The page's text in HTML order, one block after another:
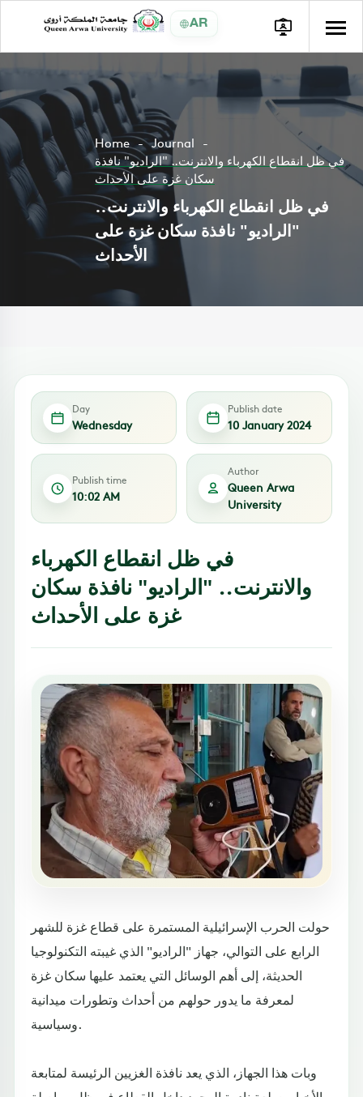
AR
Home
Journal
في ظل انقطاع الكهرباء والانترنت.. "الراديو" نافذة
سكان غزة على الأحداث
في ظل انقطاع الكهرباء والانترنت..
"الراديو" نافذة سكان غزة على
الأحداث
Day
Wednesday
Publish date
10 January 2024
Publish time
10:02 AM
Author
Queen Arwa
University
في ظل انقطاع الكهرباء
والانترنت.. "الراديو" نافذة سكان
غزة على الأحداث
حولت الحرب الإسرائيلية المستمرة على قطاع غزة للشهر
الرابع على التوالي، جهاز "الراديو" الذي غيبته التكنولوجيا
الحديثة، إلى أهم الوسائل التي يعتمد عليها سكان غزة
لمعرفة ما يدور حولهم من أحداث وتطورات ميدانية
وسياسية.
وبات هذا الجهاز، الذي يعد نافذة الغزيين الرئيسة لمتابعة